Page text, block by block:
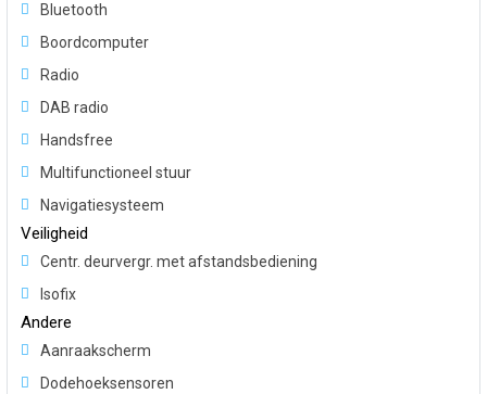
Bluetooth
Boordcomputer
Radio
DAB radio
Handsfree
Multifunctioneel stuur
Navigatiesysteem
Veiligheid
Centr. deurvergr. met afstandsbediening
Isofix
Andere
Aanraakscherm
Dodehoeksensoren